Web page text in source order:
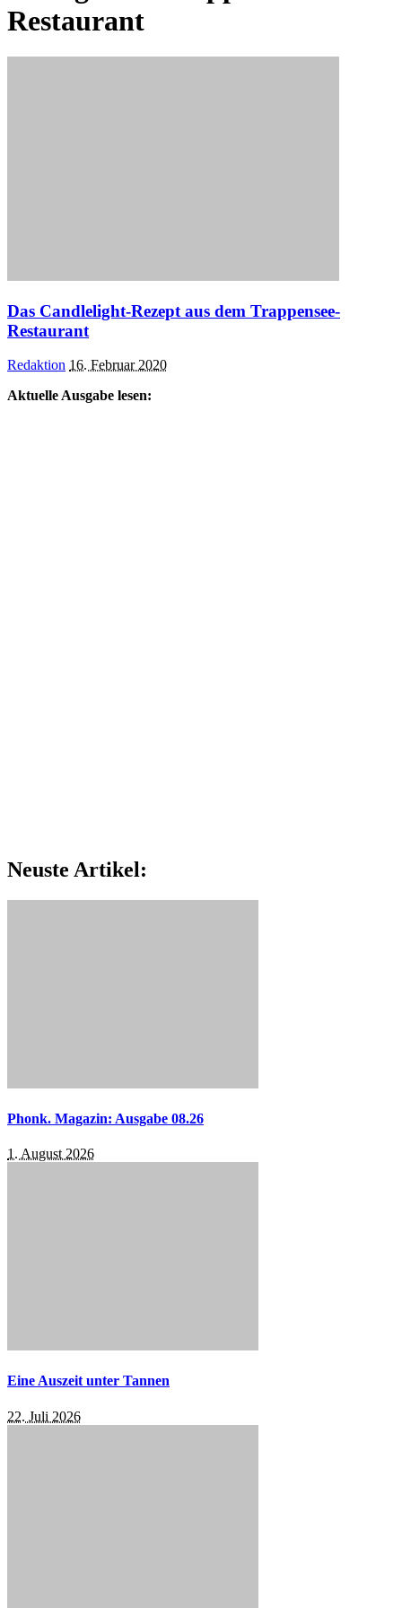
Restaurant
Das Candlelight-Rezept aus dem Trappensee-
Restaurant
Posted
Redaktion 16. Februar 2020
Aktuelle Ausgabe lesen:
Neuste Artikel:
Phonk. Magazin: Ausgabe 08.26
1. August 2026
Eine Auszeit unter Tannen
22. Juli 2026